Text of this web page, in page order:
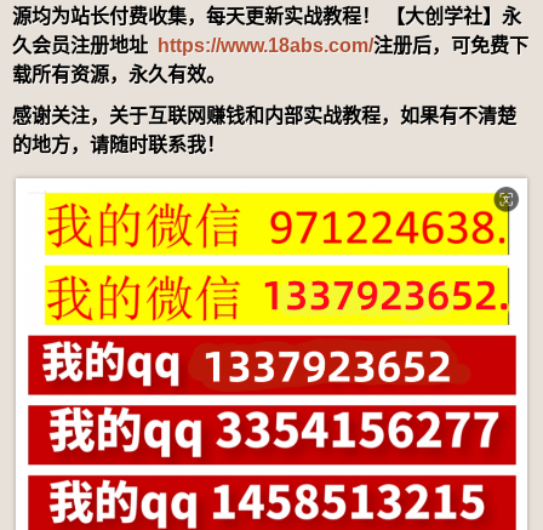
源均为站长付费收集，每天更新实战教程！ 【大创学社】永
久会员注册地址
https://www.18abs.com/注册后，可免费下
载所有资源，永久有效。
感谢关注，关于互联网赚钱和内部实战教程，如果有不清楚
的地方，请随时联系我！